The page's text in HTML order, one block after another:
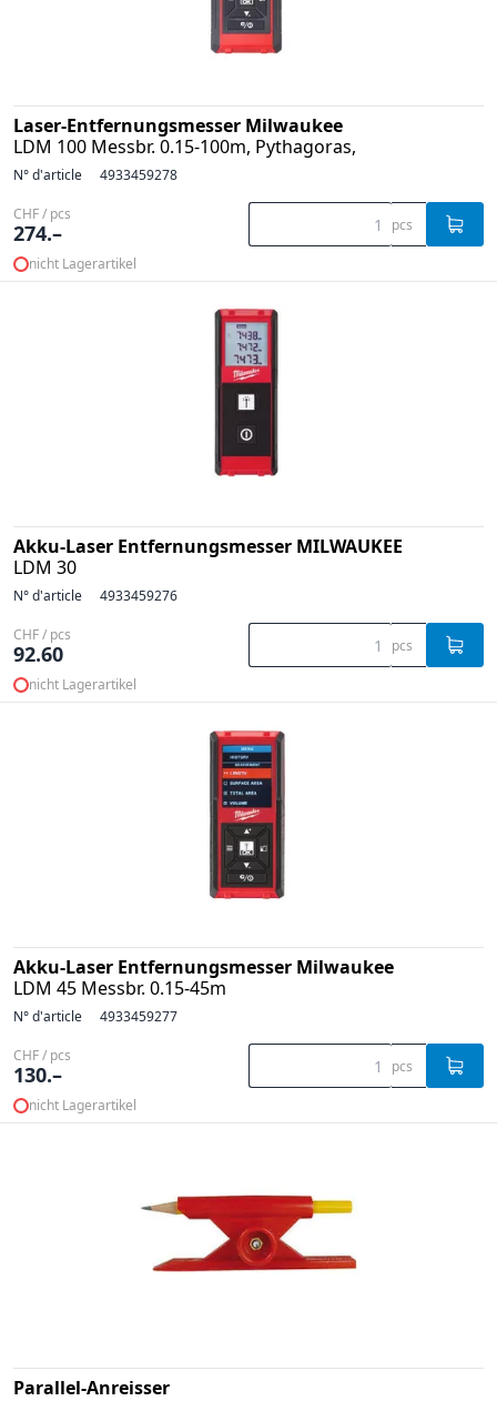
Laser-Entfernungsmesser Milwaukee
LDM 100 Messbr. 0.15-100m, Pythagoras,
N° d'article 4933459278
CHF / pcs
274.– pcs
nicht Lagerartikel
Akku-Laser Entfernungsmesser MILWAUKEE
LDM 30
N° d'article 4933459276
CHF / pcs
92.60 pcs
nicht Lagerartikel
Akku-Laser Entfernungsmesser Milwaukee
LDM 45 Messbr. 0.15-45m
N° d'article 4933459277
CHF / pcs
130.– pcs
nicht Lagerartikel
Parallel-Anreisser